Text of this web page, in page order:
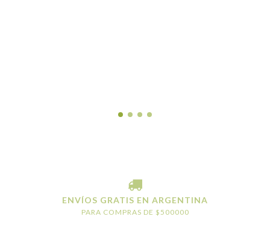
ENVÍOS GRATIS EN ARGENTINA
PARA COMPRAS DE $500000